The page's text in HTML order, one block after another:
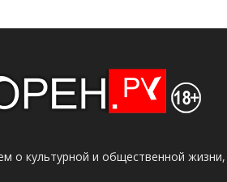
о культурной и общественной жизни,